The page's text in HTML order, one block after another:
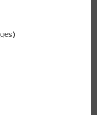
€20,90 €